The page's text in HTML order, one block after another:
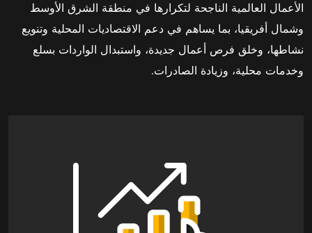
الأعمال العالمية الناجحة لتكرارها في منطقة الشرق الأوسط
وشمال أفريقيا، بما يساهم في دعم الاقتصاديات المحلية وتنويع
نشاطها، وخلق فرص أعمال جديدة، واستبدال الواردات بسلع
وخدمات محلية، وزيادة الصادرات.